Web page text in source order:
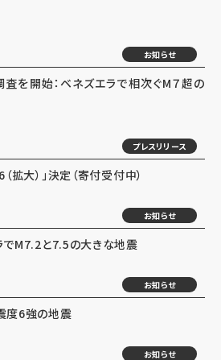
お知らせ
を開始：ベネズエラで相次ぐM７超の
プレスリリース
大）」決定（寄付受付中）
お知らせ
でM7.2と7.5の大きな地震
お知らせ
度6強の地震
お知らせ